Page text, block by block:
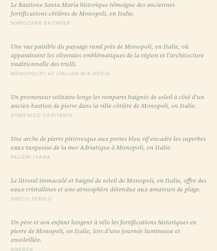
Le Bastione Santa Maria historique témoigne des anciennes
fortifications côtières de Monopoli, en Italie.
МИРОСЛАВ ВАСИЛЕВ
Une vue paisible du paysage rural près de Monopoli, en Italie, où
apparaissent les oliveraies emblématiques de la région et l'architecture
traditionnelle des trulli.
MONOPOLI91 AT ITALIAN WIKIPEDIA
Un promeneur solitaire longe les remparts baignés de soleil à côté d'un
ancien bastion de pierre dans la ville côtière de Monopoli, en Italie.
DOMENICO CAPITANIO
Une arche de pierre pittoresque aux portes bleu vif encadre les superbes
eaux turquoise de la mer Adriatique à Monopoli, en Italie.
PALIERI.IVANA
Le littoral immaculé et baigné de soleil de Monopoli, en Italie, offre des
eaux cristallines et une atmosphère détendue aux amateurs de plage.
GRECO SERGIO
Un père et son enfant longent à vélo les fortifications historiques en
pierre de Monopoli, en Italie, lors d'une journée lumineuse et
ensoleillée.
ANDREA